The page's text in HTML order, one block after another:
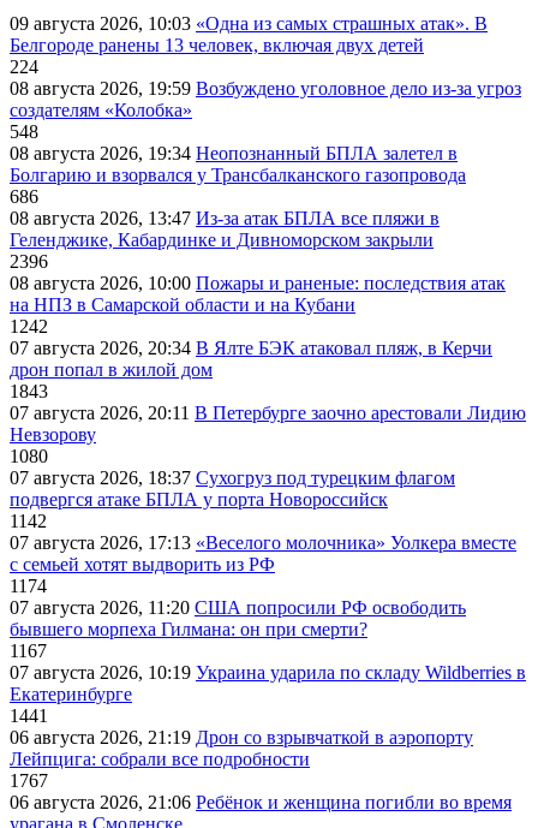
09 августа 2026, 10:03 «Одна из самых страшных атак». В
Белгороде ранены 13 человек, включая двух детей
224
08 августа 2026, 19:59 Возбуждено уголовное дело из-за угроз
создателям «Колобка»
548
08 августа 2026, 19:34 Неопознанный БПЛА залетел в
Болгарию и взорвался у Трансбалканского газопровода
686
08 августа 2026, 13:47 Из-за атак БПЛА все пляжи в
Геленджике, Кабардинке и Дивноморском закрыли
2396
08 августа 2026, 10:00 Пожары и раненые: последствия атак
на НПЗ в Самарской области и на Кубани
1242
07 августа 2026, 20:34 В Ялте БЭК атаковал пляж, в Керчи
дрон попал в жилой дом
1843
07 августа 2026, 20:11 В Петербурге заочно арестовали Лидию
Невзорову
1080
07 августа 2026, 18:37 Сухогруз под турецким флагом
подвергся атаке БПЛА у порта Новороссийск
1142
07 августа 2026, 17:13 «Веселого молочника» Уолкера вместе
с семьей хотят выдворить из РФ
1174
07 августа 2026, 11:20 США попросили РФ освободить
бывшего морпеха Гилмана: он при смерти?
1167
07 августа 2026, 10:19 Украина ударила по складу Wildberries в
Екатеринбурге
1441
06 августа 2026, 21:19 Дрон со взрывчаткой в аэропорту
Лейпцига: собрали все подробности
1767
06 августа 2026, 21:06 Ребёнок и женщина погибли во время
урагана в Смоленске